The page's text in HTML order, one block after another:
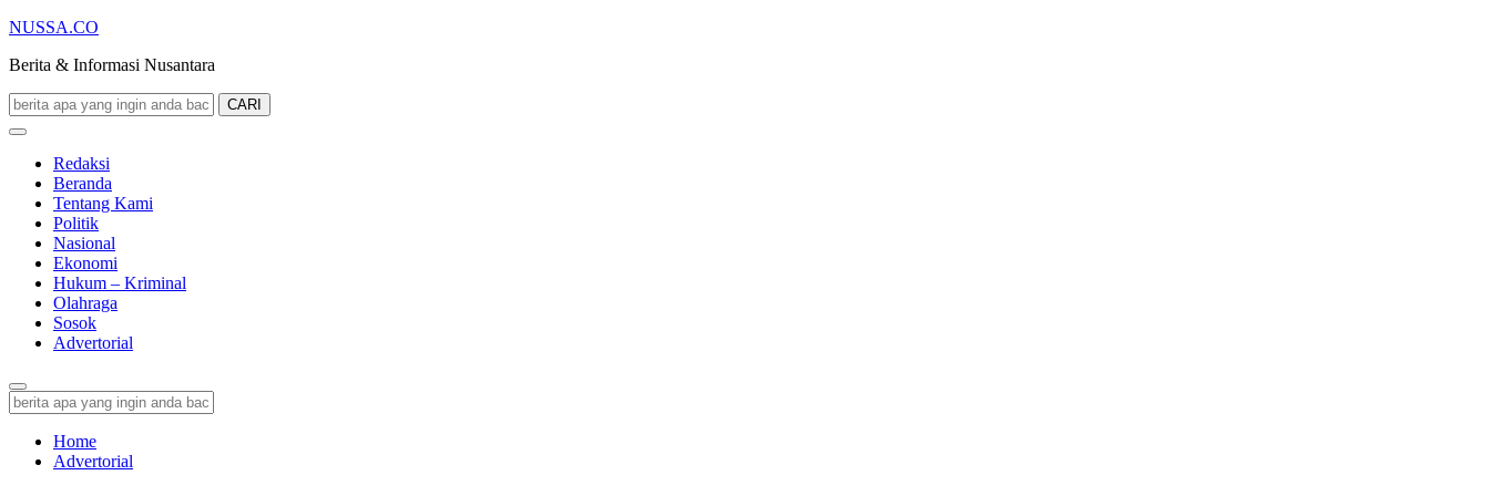
NUSSA.CO
Berita & Informasi Nusantara
CARI
Redaksi
Beranda
Tentang Kami
Politik
Nasional
Ekonomi
Hukum – Kriminal
Olahraga
Sosok
Advertorial
Home
Advertorial